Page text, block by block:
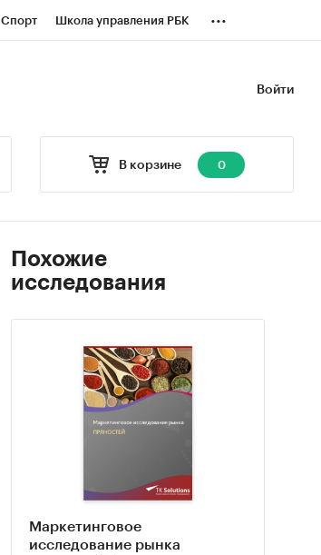
Спорт Школа управления РБК ...
Войти
В корзине 0
Похожие
исследования
Маркетинговое
исследование рынка